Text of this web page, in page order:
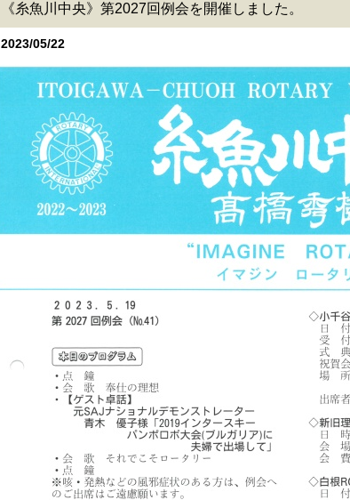
《糸魚川中央》第2027回例会を開催しました。
2023/05/22